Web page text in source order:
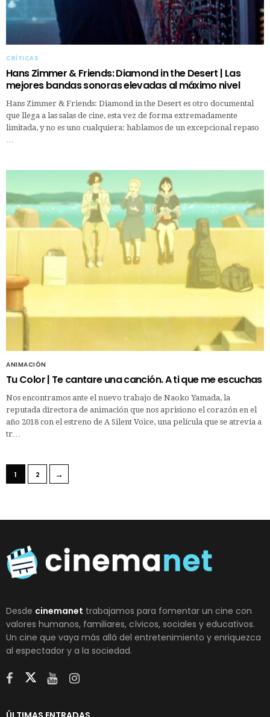
CRÍTICAS
Hans Zimmer & Friends: Diamond in the Desert | Las
mejores bandas sonoras elevadas al máximo nivel
Hans Zimmer & Friends: Diamond in the Desert es otro documental
que llega a las salas de cine, esta vez de forma extremadamente
limitada, y no es uno cualquiera: hablamos de un excepcional repaso
ANIMACIÓN
Tu Color | Te cantare una canción. A ti que me escuchas
Nos encontramos ante el nuevo trabajo de Naoko Yamada, la
reputada directora de animación que nos aprisiono el corazón en el
año 2018 con el estreno de A Silent Voice, una película que se atrevía a
tr…
1 2 →
Desde cinemanet trabajamos para fomentar un cine con
valores humanos, familiares, cívicos, sociales y educativos.
Un cine que vaya más allá del entretenimiento y enriquezca
al espectador y a la sociedad.